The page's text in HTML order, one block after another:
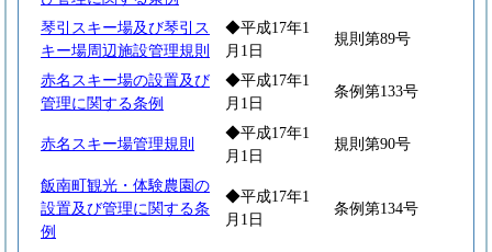
琴引スキー場及び琴引ス
キー場周辺施設管理規則
◆平成17年1
月1日
規則第89号
赤名スキー場の設置及び
管理に関する条例
◆平成17年1
月1日
条例第133号
赤名スキー場管理規則
◆平成17年1
月1日
規則第90号
飯南町観光・体験農園の
設置及び管理に関する条
例
◆平成17年1
月1日
条例第134号